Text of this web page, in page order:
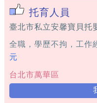
托育人員
臺北市私立安馨寶貝托
全職，學歷不拘，工作
元
台北市萬華區